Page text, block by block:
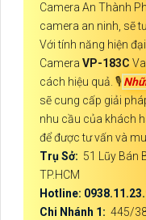
Camera An Thành
camera an ninh, sẽ
Với tính năng hiện
Camera VP-183C
cách hiệu quả. 🎙
sẽ cung cấp giải
nhu cầu của khách
để được tư vấn và
Trụ Sở: 51 Lũy Bán
TP.HCM
Hotline:
Chi Nhánh 1: 445/